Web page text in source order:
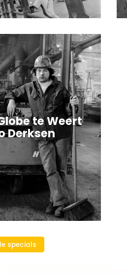
te Weert
Derksen
specials